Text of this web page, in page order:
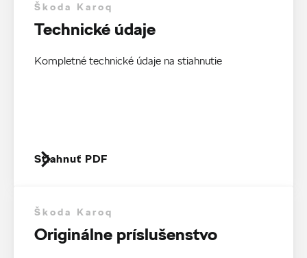
Škoda Karoq
Technické údaje
Kompletné technické údaje na stiahnutie
Stiahnuť PDF
Škoda Karoq
Originálne príslušenstvo